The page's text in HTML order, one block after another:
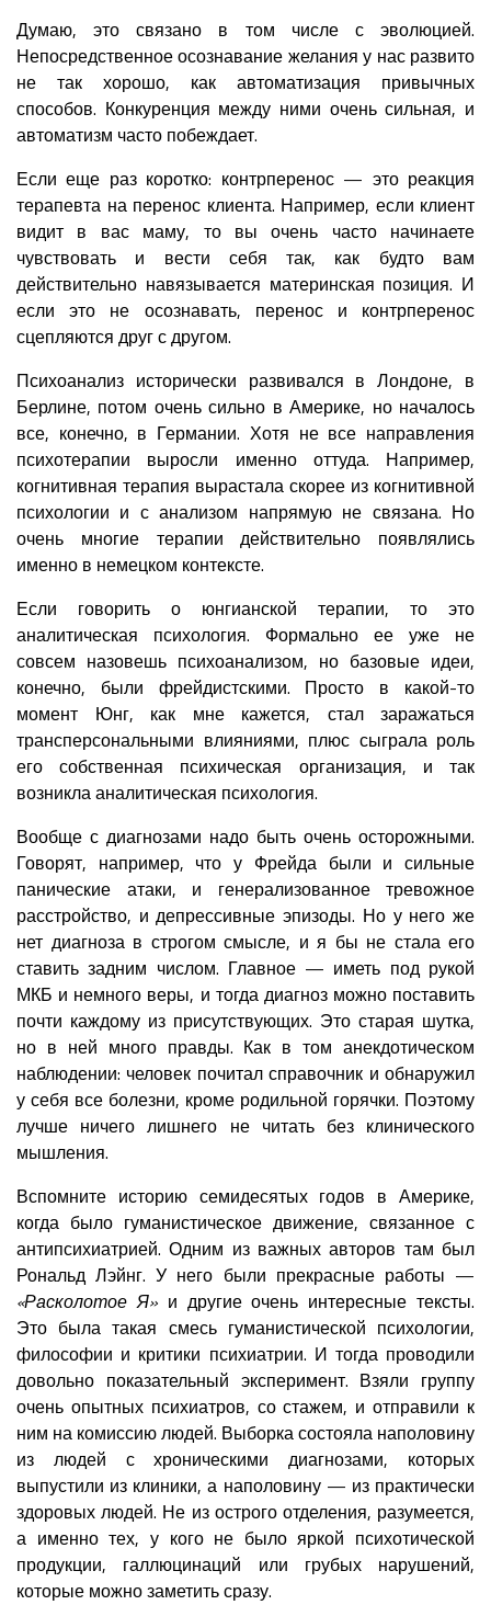
Думаю, это связано в том числе с эволюцией.
Непосредственное осознавание желания у нас развито
не так хорошо, как автоматизация привычных
способов. Конкуренция между ними очень сильная, и
автоматизм часто побеждает.
Если еще раз коротко: контрперенос — это реакция
терапевта на перенос клиента. Например, если клиент
видит в вас маму, то вы очень часто начинаете
чувствовать и вести себя так, как будто вам
действительно навязывается материнская позиция. И
если это не осознавать, перенос и контрперенос
сцепляются друг с другом.
Психоанализ исторически развивался в Лондоне, в
Берлине, потом очень сильно в Америке, но началось
все, конечно, в Германии. Хотя не все направления
психотерапии выросли именно оттуда. Например,
когнитивная терапия вырастала скорее из когнитивной
психологии и с анализом напрямую не связана. Но
очень многие терапии действительно появлялись
именно в немецком контексте.
Если говорить о юнгианской терапии, то это
аналитическая психология. Формально ее уже не
совсем назовешь психоанализом, но базовые идеи,
конечно, были фрейдистскими. Просто в какой-то
момент Юнг, как мне кажется, стал заражаться
трансперсональными влияниями, плюс сыграла роль
его собственная психическая организация, и так
возникла аналитическая психология.
Вообще с диагнозами надо быть очень осторожными.
Говорят, например, что у Фрейда были и сильные
панические атаки, и генерализованное тревожное
расстройство, и депрессивные эпизоды. Но у него же
нет диагноза в строгом смысле, и я бы не стала его
ставить задним числом. Главное — иметь под рукой
МКБ и немного веры, и тогда диагноз можно поставить
почти каждому из присутствующих. Это старая шутка,
но в ней много правды. Как в том анекдотическом
наблюдении: человек почитал справочник и обнаружил
у себя все болезни, кроме родильной горячки. Поэтому
лучше ничего лишнего не читать без клинического
мышления.
Вспомните историю семидесятых годов в Америке,
когда было гуманистическое движение, связанное с
антипсихиатрией. Одним из важных авторов там был
Рональд Лэйнг. У него были прекрасные работы —
«Расколотое Я»и другие очень интересные тексты.
Это была такая смесь гуманистической психологии,
философии и критики психиатрии. И тогда проводили
довольно показательный эксперимент. Взяли группу
очень опытных психиатров, со стажем, и отправили к
ним на комиссию людей. Выборка состояла наполовину
из людей с хроническими диагнозами, которых
выпустили из клиники, а наполовину — из практически
здоровых людей. Не из острого отделения, разумеется,
а именно тех, у кого не было яркой психотической
продукции, галлюцинаций или грубых нарушений,
которые можно заметить сразу.